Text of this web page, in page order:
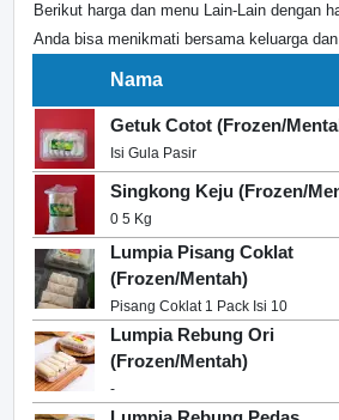
Berikut harga dan menu Lain-Lain dengan
Anda bisa menikmati bersama keluarga
Nama
Getuk Cotot (Frozen/
Isi Gula Pasir
Singkong Keju (Frozen/
0 5 Kg
Lumpia Pisang Coklat
(Frozen/Mentah)
Pisang Coklat 1 Pack Isi 10
Lumpia Rebung Ori
(Frozen/Mentah)
-